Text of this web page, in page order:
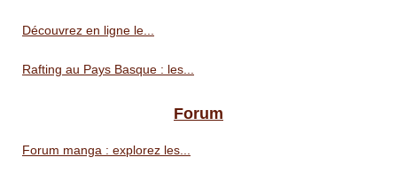
Découvrez en ligne le...
Rafting au Pays Basque : les...
Forum
Forum manga : explorez les...